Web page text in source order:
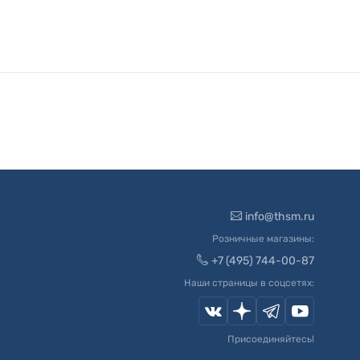
info@thsm.ru
Розничные магазины:
+7 (495) 744-00-87
Наши страницы в соцсетях:
Присоединяйтесь!